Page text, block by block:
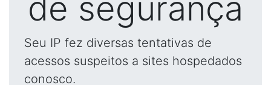
de segurança
Seu IP fez diversas tentativas de
acessos suspeitos a sites hospedados
conosco.